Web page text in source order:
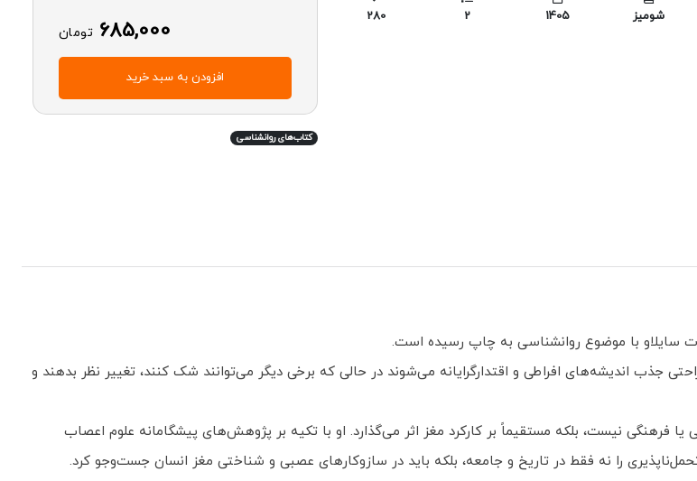
شومیز 1405
2
280
685,000 تومان
افزودن به سبد خرید
کتاب‌های روانشناسی
سایلاو با موضوع روانشناسی به چاپ رسیده است.
جذب اندیشه‌های افراطی و اقتدارگرایانه می‌شوند در حالی که برخی دیگر می‌توانند شک کنند، تغییر نظر بدهند و
فرهنگی نیست، بلکه مستقیماً بر کارکرد مغز اثر می‌گذارد. او با تکیه بر پژوهش‌های پیشگامانه‌ علوم اعصاب
را نه فقط در تاریخ و جامعه، بلکه باید در سازوکارهای عصبی و شناختی مغز انسان جست‌وجو کرد.